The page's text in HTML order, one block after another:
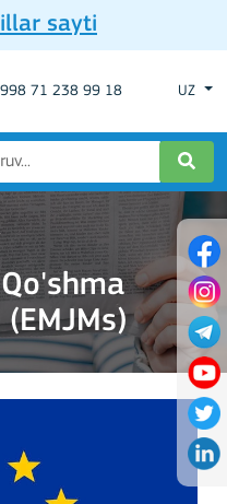
sayti
71 238 99 18 UZ